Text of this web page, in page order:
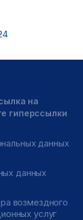
на
гиперссылки
данных
данных
возмездного
услуг